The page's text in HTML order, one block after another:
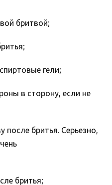
бритвой;
гели;
в сторону, если не
после бритья. Серьезно,
бритья;